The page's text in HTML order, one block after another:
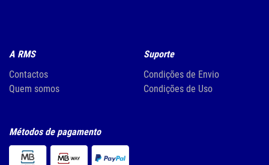
A RMS
Contactos
Quem somos
Suporte
Condições de Envio
Condições de Uso
Métodos de pagamento